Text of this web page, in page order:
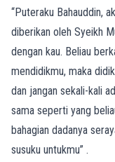
“Puteraku Bahauddin,
diberikan oleh Syeikh
dengan kau. Beliau
mendidikmu, maka
dan jangan sekali-kali
sama seperti yang
bahagian dadanya
susuku untukmu” .